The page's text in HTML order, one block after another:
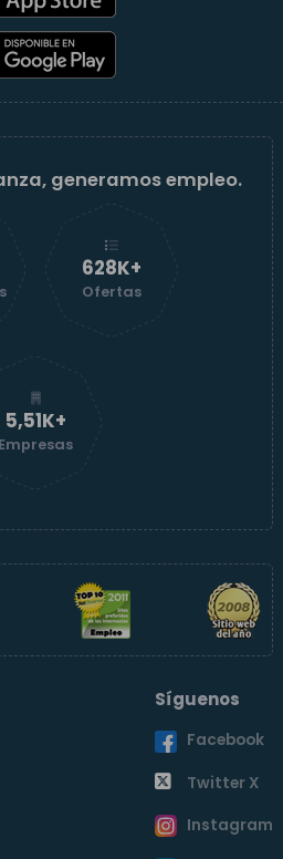
generamos empleo.
629K+
Ofertas
5,52K+
Empresas
Síguenos
Facebook
Twitter X
Instagram